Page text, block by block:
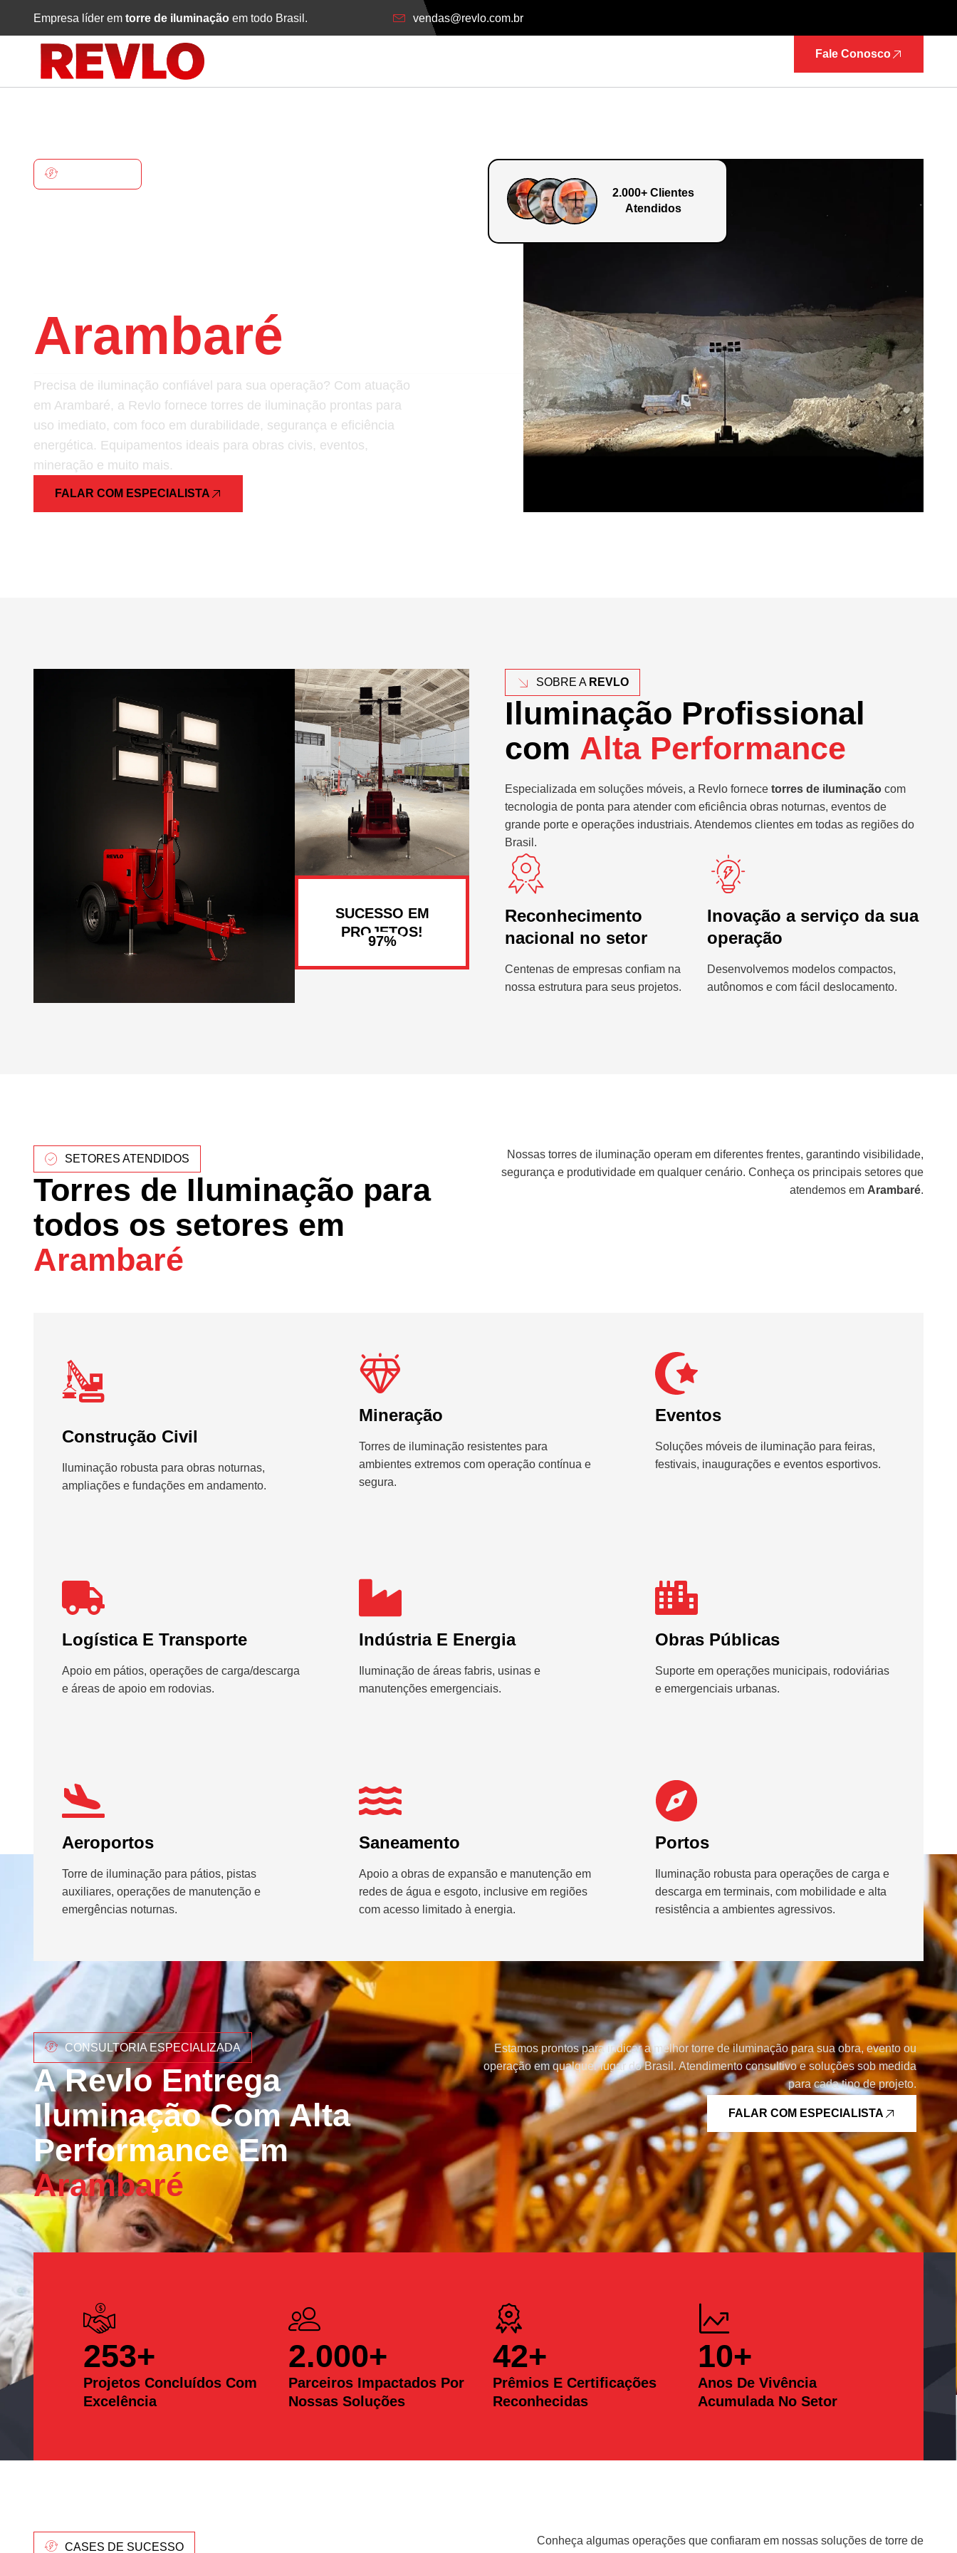
Empresa líder em torre de iluminação em todo Brasil. vendas@revlo.com.br
Fale Conosco
Arambaré
Precisa de iluminação confiável para sua operação? Com atuação
em Arambaré, a Revlo fornece torres de iluminação prontas para
uso imediato, com foco em durabilidade, segurança e eficiência
energética. Equipamentos ideais para obras civis, eventos,
mineração e muito mais.
FALAR COM ESPECIALISTA
2.000+ Clientes
Atendidos
SUCESSO EM
PROJETOS!
SOBRE A REVLO
Iluminação Profissional
com Alta Performance
Especializada em soluções móveis, a Revlo fornece torres de iluminação com
tecnologia de ponta para atender com eficiência obras noturnas, eventos de
grande porte e operações industriais. Atendemos clientes em todas as regiões do
Brasil.
Reconhecimento
nacional no setor
Centenas de empresas confiam na
nossa estrutura para seus projetos.
Inovação a serviço da sua
operação
Desenvolvemos modelos compactos,
autônomos e com fácil deslocamento.
SETORES ATENDIDOS
Torres de Iluminação para
todos os setores em
Arambaré
Nossas torres de iluminação operam em diferentes frentes, garantindo visibilidade,
segurança e produtividade em qualquer cenário. Conheça os principais setores que
atendemos em Arambaré.
Construção Civil
Iluminação robusta para obras noturnas,
ampliações e fundações em andamento.
Mineração
Torres de iluminação resistentes para
ambientes extremos com operação contínua e
segura.
Eventos
Soluções móveis de iluminação para feiras,
festivais, inaugurações e eventos esportivos.
Logística E Transporte
Apoio em pátios, operações de carga/descarga
e áreas de apoio em rodovias.
Indústria E Energia
Iluminação de áreas fabris, usinas e
manutenções emergenciais.
Obras Públicas
Suporte em operações municipais, rodoviárias
e emergenciais urbanas.
Aeroportos
Torre de iluminação para pátios, pistas
auxiliares, operações de manutenção e
emergências noturnas.
Saneamento
Apoio a obras de expansão e manutenção em
redes de água e esgoto, inclusive em regiões
com acesso limitado à energia.
Portos
Iluminação robusta para operações de carga e
descarga em terminais, com mobilidade e alta
resistência a ambientes agressivos.
CONSULTORIA ESPECIALIZADA
A Revlo Entrega
Iluminação Com Alta
Performance Em
Arambaré
Estamos prontos para indicar a melhor torre de iluminação para sua obra, evento ou
operação em qualquer lugar do Brasil. Atendimento consultivo e soluções sob medida
para cada tipo de projeto.
FALAR COM ESPECIALISTA
Projetos Concluídos Com
Excelência
253+
Parceiros Impactados Por
Nossas Soluções
2.000+
Prêmios E Certificações
Reconhecidas
42+
Anos De Vivência
Acumulada No Setor
10+
CASES DE SUCESSO
Conheça algumas operações que confiaram em nossas soluções de torre de